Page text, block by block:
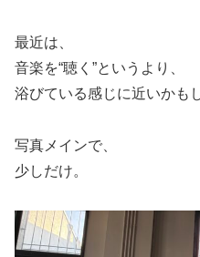
最近は、
音楽を“聴く”というより、
浴びている感じに近いかも
写真メインで、
少しだけ。